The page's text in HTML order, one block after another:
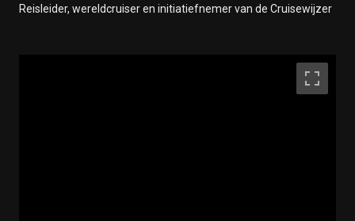
Reisleider, wereldcruiser en initiatiefnemer van de Cruisewijzer